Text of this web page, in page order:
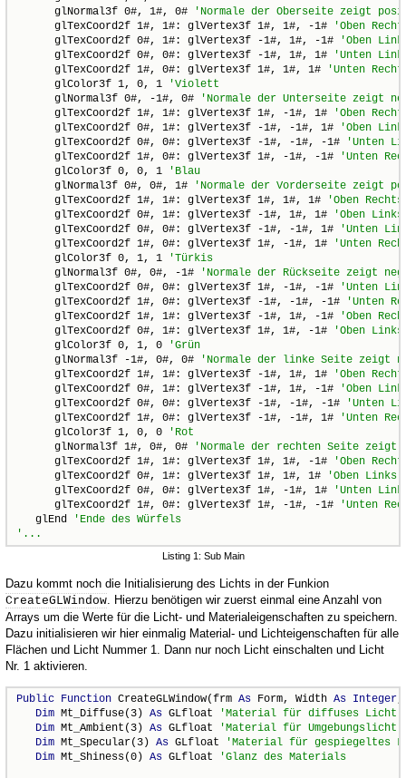
      glNormal3f 0#, 1#, 0#
      glTexCoord2f 1#, 1#: glVertex3f 1#, 1#, -1#
      glTexCoord2f 0#, 1#: glVertex3f -1#, 1#, -1#
      glTexCoord2f 0#, 0#: glVertex3f -1#, 1#, 1#
      glTexCoord2f 1#, 0#: glVertex3f 1#, 1#, 1#
      glColor3f 1, 0, 1
      glNormal3f 0#, -1#, 0#
      glTexCoord2f 1#, 1#: glVertex3f 1#, -1#, 1#
      glTexCoord2f 0#, 1#: glVertex3f -1#, -1#, 1#
      glTexCoord2f 0#, 0#: glVertex3f -1#, -1#, -1#
      glTexCoord2f 1#, 0#: glVertex3f 1#, -1#, -1#
      glColor3f 0, 0, 1
      glNormal3f 0#, 0#, 1#
      glTexCoord2f 1#, 1#: glVertex3f 1#, 1#, 1#
      glTexCoord2f 0#, 1#: glVertex3f -1#, 1#, 1#
      glTexCoord2f 0#, 0#: glVertex3f -1#, -1#, 1#
      glTexCoord2f 1#, 0#: glVertex3f 1#, -1#, 1#
      glColor3f 0, 1, 1
      glNormal3f 0#, 0#, -1#
      glTexCoord2f 0#, 0#: glVertex3f 1#, -1#, -1#
      glTexCoord2f 1#, 0#: glVertex3f -1#, -1#, -1#
      glTexCoord2f 1#, 1#: glVertex3f -1#, 1#, -1#
      glTexCoord2f 0#, 1#: glVertex3f 1#, 1#, -1#
      glColor3f 0, 1, 0
      glNormal3f -1#, 0#, 0#
      glTexCoord2f 1#, 1#: glVertex3f -1#, 1#, 1#
      glTexCoord2f 0#, 1#: glVertex3f -1#, 1#, -1#
      glTexCoord2f 0#, 0#: glVertex3f -1#, -1#, -1#
      glTexCoord2f 1#, 0#: glVertex3f -1#, -1#, 1#
      glColor3f 1, 0, 0
      glNormal3f 1#, 0#, 0#
      glTexCoord2f 1#, 1#: glVertex3f 1#, 1#, -1#
      glTexCoord2f 0#, 1#: glVertex3f 1#, 1#, 1#
      glTexCoord2f 0#, 0#: glVertex3f 1#, -1#, 1#
      glTexCoord2f 1#, 0#: glVertex3f 1#, -1#, -1#
   glEnd
Listing 1: Sub Main
Dazu kommt noch die Initialisierung des Lichts in der Funkion
CreateGLWindow . Hierzu benötigen wir zuerst einmal eine Anzahl von
Arrays um die Werte für die Licht- und Materialeigenschaften zu speichern.
Dazu initialisieren wir hier einmalig Material- und Lichteigenschaften für alle
Flächen und Licht Nummer 1. Dann nur noch Licht einschalten und Licht
Nr. 1 aktivieren.
Public Function CreateGLWindow(frm As Form, Width As Integer
Dim Mt_Diffuse(3) As GLfloat
Dim Mt_Ambient(3) As GLfloat
Dim Mt_Specular(3) As GLfloat
Dim Mt_Shiness(0) As GLfloat